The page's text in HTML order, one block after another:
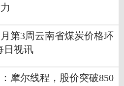
月第3周云南省煤炭价格环
日视讯
摩尔线程，股价突破850